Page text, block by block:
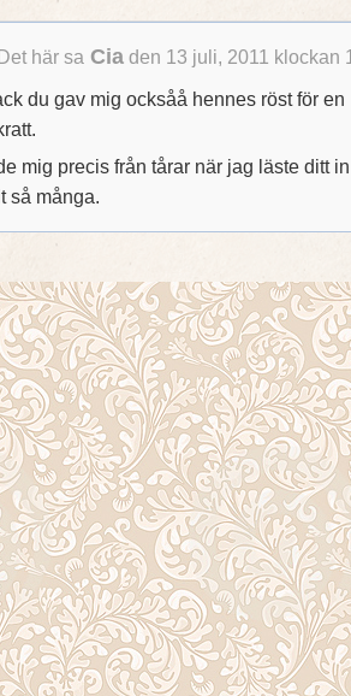
här saCiaden 13 juli, 2011 klockan
du gav mig ocksåå hennes röst för
mig precis från tårar när jag läste ditt
så många.